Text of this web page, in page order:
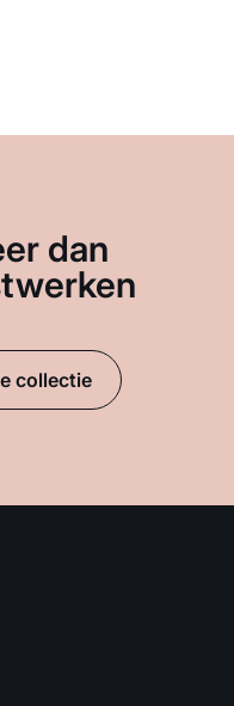
dan
collectie